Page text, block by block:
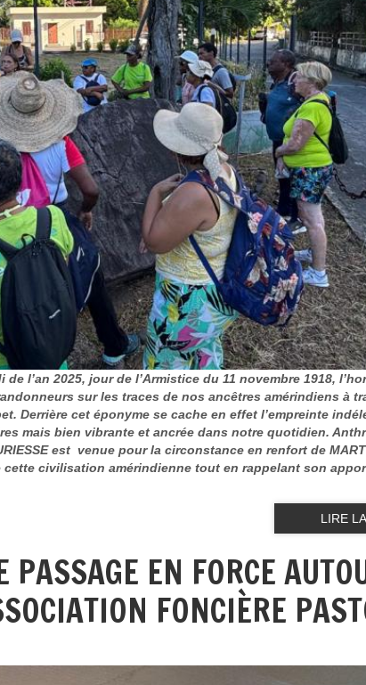
de l’an 2025, jour de l’Armistice du 11 novembre 1918,
sur les traces de nos ancêtres amérindiens à
Derrière cet éponyme se cache en effet l’empreinte
mais bien vibrante et ancrée dans notre quotidien.
est venue pour la circonstance en renfort de
cette civilisation amérindienne tout en rappelant son
LIRE
EN FORCE
FONCIÈRE